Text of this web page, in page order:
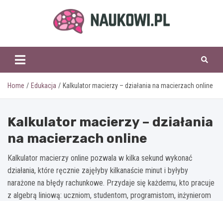
naukowi.pl
Home Edukacja Kalkulator macierzy – działania na macierzach online
Kalkulator macierzy – działania
na macierzach online
Kalkulator macierzy online pozwala w kilka sekund wykonać
działania, które ręcznie zajęłyby kilkanaście minut i byłyby
narażone na błędy rachunkowe. Przydaje się każdemu, kto pracuje
z algebrą liniową: uczniom, studentom, programistom, inżynierom